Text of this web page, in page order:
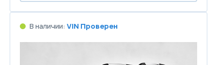
В наличии: VIN Проверен